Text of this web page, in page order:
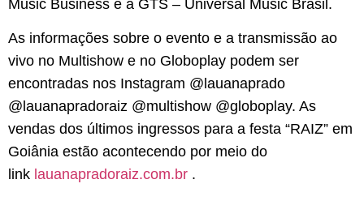
Music Business e a GTS – Universal Music Brasil.
As informações sobre o evento e a transmissão ao
vivo no Multishow e no Globoplay podem ser
encontradas nos Instagram @lauanaprado
@lauanapradoraiz @multishow @globoplay. As
vendas dos últimos ingressos para a festa “RAIZ” em
Goiânia estão acontecendo por meio do
link lauanapradoraiz.com.br .